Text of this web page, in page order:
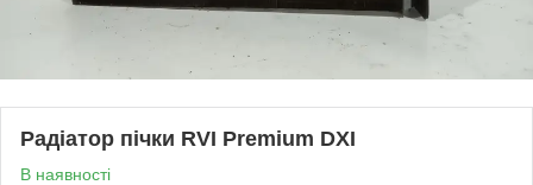
Радіатор пічки RVI Premium DXI
В наявності